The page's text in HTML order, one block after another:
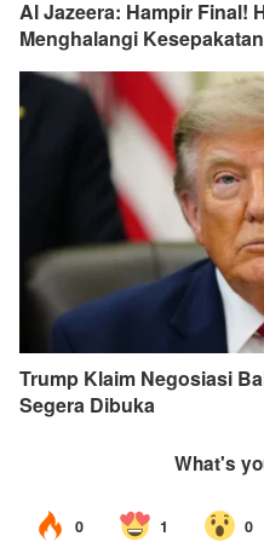
Al Jazeera: Hampir Final!
Menghalangi
Trump Klaim Negosiasi
Segera Dibuka